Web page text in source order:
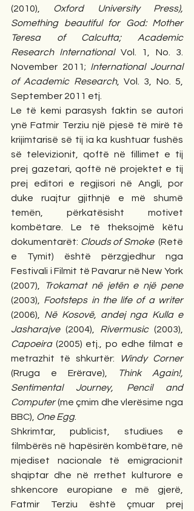
(2010), Oxford University Press),
Something beautiful for God: Mother
Teresa of Calcutta; Academic
Research International Vol. 1, No. 3.
November 2011; International Journal
of Academic Research, Vol. 3, No. 5,
September 2011 etj.
Le të kemi parasysh faktin se autori
ynë Fatmir Terziu një pjesë të mirë të
krijimtarisë së tij ia ka kushtuar fushës
së televizionit, qoftë në fillimet e tij
prej gazetari, qoftë në projektet e tij
prej editori e regjisori në Angli, por
duke ruajtur gjithnjë e më shumë
temën, përkatësisht motivet
kombëtare. Le të theksojmë këtu
dokumentarët: Clouds of Smoke (Retë
e Tymit) është përzgjedhur nga
Festivali i Filmit të Pavarur në New York
(2007),
Trokamat në jetën e një pene
(2003), Footsteps in the life of a writer
(2006), Në Kosovë, andej nga Kulla e
Jasharajve (2004), Rivermusic
Capoeira (2005) etj., po edhe filmat e
metrazhit të shkurtër:
Windy Corner
(Rruga e Erërave),
Think Again!,
Sentimental Journey, Pencil and
Computer (me çmim dhe vlerësime nga
BBC), One Egg.
Shkrimtar, publicist, studiues e
filmbërës në hapësirën kombëtare, në
mjediset nacionale të emigracionit
shqiptar dhe në rrethet kulturore e
shkencore europiane e më gjerë,
Fatmir Terziu është çmuar prej